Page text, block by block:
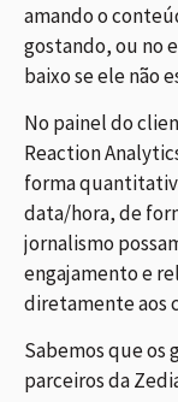
amando o
gostando, ou no
baixo se ele não
No painel do
Reaction
forma
data/hora, de
jornalismo
engajamento e
diretamente aos
Sabemos que os
parceiros da